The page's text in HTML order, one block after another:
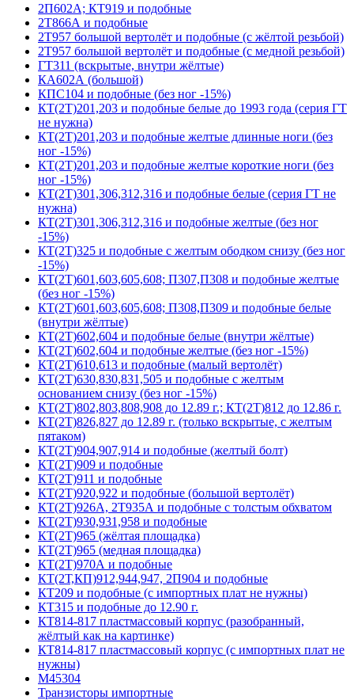
2П602А; КТ919 и подобные
2Т866А и подобные
2Т957 большой вертолёт и подобные (с жёлтой резьбой)
2Т957 большой вертолёт и подобные (с медной резьбой)
ГТ311 (вскрытые, внутри жёлтые)
КА602А (большой)
КПС104 и подобные (без ног -15%)
КТ(2Т)201,203 и подобные белые до 1993 года (серия ГТ
не нужна)
КТ(2Т)201,203 и подобные желтые длинные ноги (без
ног -15%)
КТ(2Т)201,203 и подобные желтые короткие ноги (без
ног -15%)
КТ(2Т)301,306,312,316 и подобные белые (серия ГТ не
нужна)
КТ(2Т)301,306,312,316 и подобные желтые (без ног
-15%)
КТ(2Т)325 и подобные с желтым ободком снизу (без ног
-15%)
КТ(2Т)601,603,605,608; П307,П308 и подобные желтые
(без ног -15%)
КТ(2Т)601,603,605,608; П308,П309 и подобные белые
(внутри жёлтые)
КТ(2Т)602,604 и подобные белые (внутри жёлтые)
КТ(2Т)602,604 и подобные желтые (без ног -15%)
КТ(2Т)610,613 и подобные (малый вертолёт)
КТ(2Т)630,830,831,505 и подобные с желтым
основанием снизу (без ног -15%)
КТ(2Т)802,803,808,908 до 12.89 г.; КТ(2Т)812 до 12.86 г.
КТ(2Т)826,827 до 12.89 г. (только вскрытые, с желтым
пятаком)
КТ(2Т)904,907,914 и подобные (желтый болт)
КТ(2Т)909 и подобные
КТ(2Т)911 и подобные
КТ(2Т)920,922 и подобные (большой вертолёт)
КТ(2Т)926А, 2Т935А и подобные с толстым обхватом
КТ(2Т)930,931,958 и подобные
КТ(2Т)965 (жёлтая площадка)
КТ(2Т)965 (медная площадка)
КТ(2Т)970А и подобные
КТ(2Т,КП)912,944,947, 2П904 и подобные
КТ209 и подобные (с импортных плат не нужны)
КТ315 и подобные до 12.90 г.
КТ814-817 пластмассовый корпус (разобранный,
жёлтый как на картинке)
КТ814-817 пластмассовый корпус (с импортных плат не
нужны)
М45304
Транзисторы импортные